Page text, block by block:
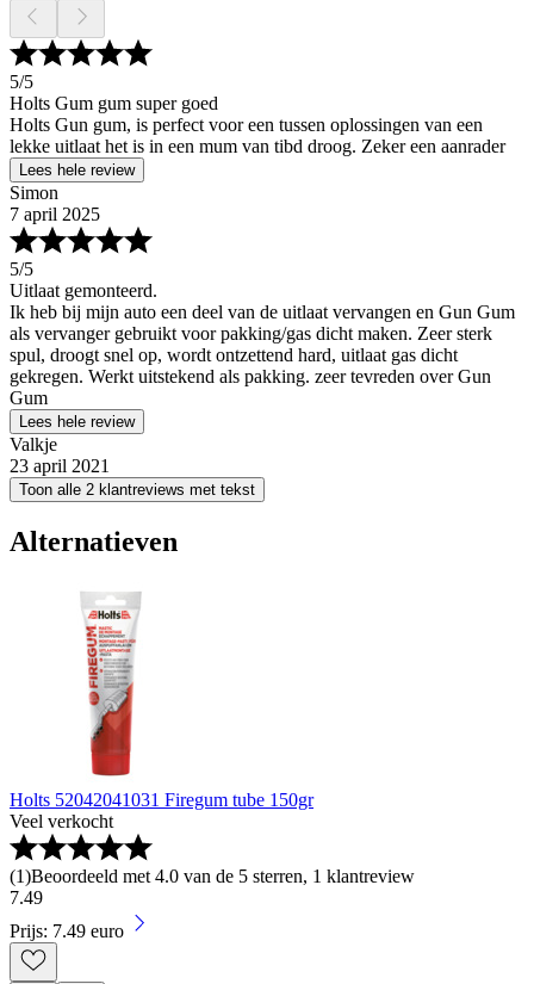
5/5
Holts Gum gum super goed
Holts Gun gum, is perfect voor een tussen oplossingen van een
lekke uitlaat het is in een mum van tibd droog. Zeker een aanrader
Lees hele review
Simon
7 april 2025
5/5
Uitlaat gemonteerd.
Ik heb bij mijn auto een deel van de uitlaat vervangen en Gun Gum
als vervanger gebruikt voor pakking/gas dicht maken. Zeer sterk
spul, droogt snel op, wordt ontzettend hard, uitlaat gas dicht
gekregen. Werkt uitstekend als pakking. zeer tevreden over Gun
Gum
Lees hele review
Valkje
23 april 2021
Toon alle 2 klantreviews met tekst
Alternatieven
Holts 52042041031 Firegum tube 150gr
Veel verkocht
(1)Beoordeeld met 4.0 van de 5 sterren, 1 klantreview
7.49
Prijs: 7.49 euro